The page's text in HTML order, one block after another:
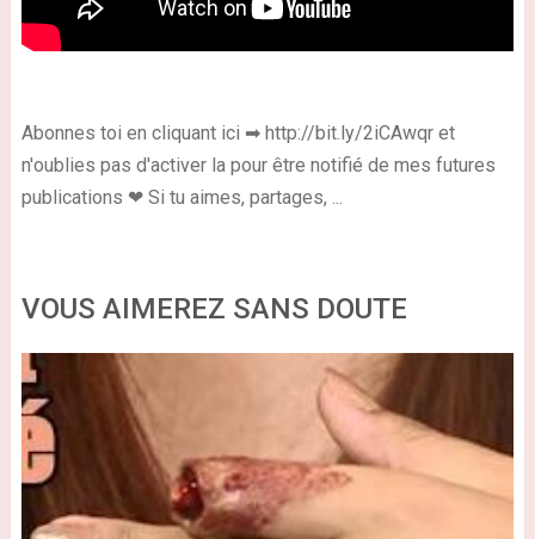
Abonnes toi en cliquant ici ➡ http://bit.ly/2iCAwqr et
n'oublies pas d'activer la pour être notifié de mes futures
publications ❤ Si tu aimes, partages, ...
VOUS AIMEREZ SANS DOUTE